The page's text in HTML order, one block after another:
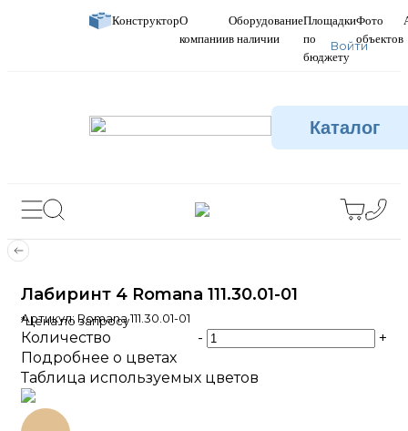
КонструкторО
компании
Оборудование
в наличии
Площадки
по
бюджету
Фото
объектов
Войти
Каталог
Лабиринт 4 Romana 111.30.01-01
Артикул: Romana 111.30.01-01
*Цена по запросу
Количество -
+
Подробнее о цветах
Таблица используемых цветов